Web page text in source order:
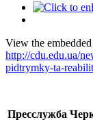
View the
http://cdu.edu.ua/
pidtrymky-ta-
Пресслужба